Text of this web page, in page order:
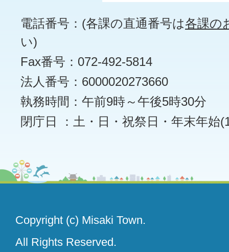
電話番号：(各課の直通番号は各課の
い)
Fax番号：072-492-5814
法人番号：6000020273660
執務時間：午前9時～午後5時30分
閉庁日 ：土・日・祝祭日・年末年始
Copyright (c) Misaki Town.
All Rights Reserved.